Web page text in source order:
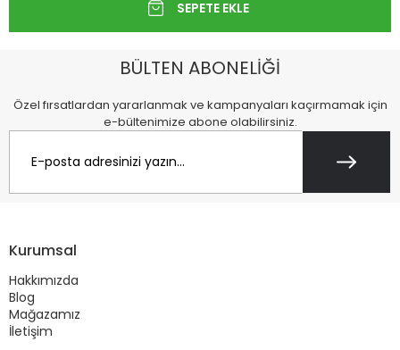
BÜLTEN ABONELİĞİ
Özel fırsatlardan yararlanmak ve kampanyaları kaçırmamak için
e-bültenimize abone olabilirsiniz.
Kurumsal
Hakkımızda
Blog
Mağazamız
İletişim